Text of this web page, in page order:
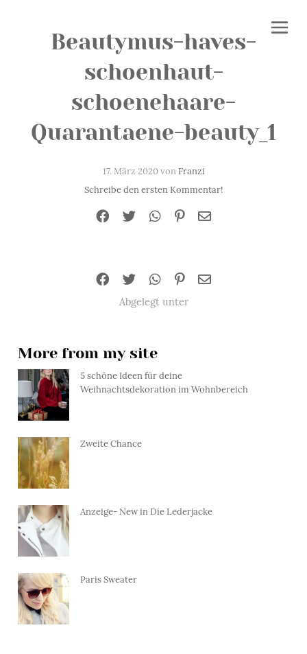
Beautymus-haves-
schoenhaut-
schoenehaare-
Quarantaene-beauty_1
17. März 2020 vonFranzi
Schreibe den ersten Kommentar!
Abgelegt unter
More from my site
5 schöne Ideen für deine
Weihnachtsdekoration im Wohnbereich
Zweite Chance
Anzeige- New in Die Lederjacke
Paris Sweater